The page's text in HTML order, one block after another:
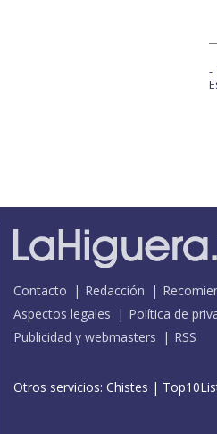
Contacto Redacción
Aspectos legales
Política de
Publicidad y webmasters
RSS
Otros servicios: Chistes |